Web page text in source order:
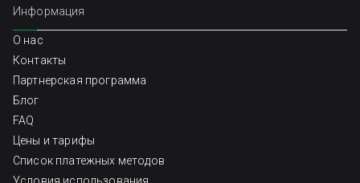
Информация
О нас
Контакты
Партнерская программа
Блог
FAQ
Цены и тарифы
Список платежных методов